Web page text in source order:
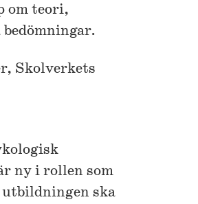
om teori,
Skolverkets
ny i rollen som
ska